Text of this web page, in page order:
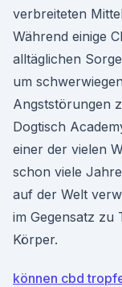
verbreiteten
Während einige
alltäglichen
um
Angststörungen
Dogtisch
einer der vielen
schon viele
auf der Welt
im Gegensatz zu
Körper.
können cbd